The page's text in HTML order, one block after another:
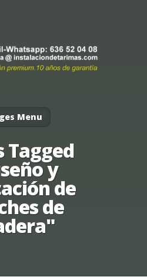
Menu
Tagged
y
de
de